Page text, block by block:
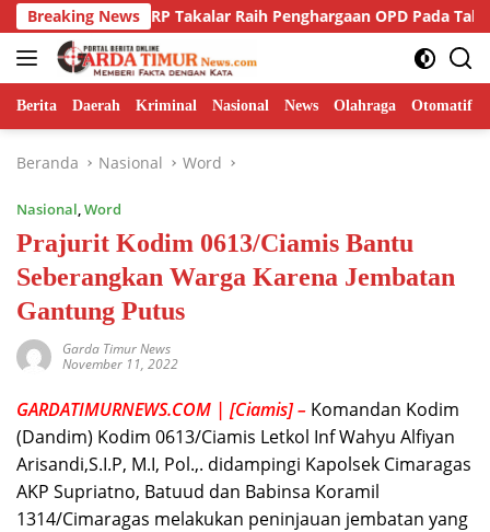
Langsung
ke
konten
Breaking News
PUPRP Takalar Raih Penghargaan OPD Pada Takalar Award
Berita Daerah Kriminal Nasional News Olahraga Otomatif
Beranda Nasional Word
Nasional,Word
Prajurit Kodim 0613/Ciamis Bantu
Seberangkan Warga Karena Jembatan
Gantung Putus
Garda Timur News
November 11, 2022
GARDATIMURNEWS.COM | [Ciamis] – Komandan Kodim
(Dandim) Kodim 0613/Ciamis Letkol Inf Wahyu Alfiyan
Arisandi,S.I.P, M.I, Pol.,. didampingi Kapolsek Cimaragas
AKP Supriatno, Batuud dan Babinsa Koramil
1314/Cimaragas melakukan peninjauan jembatan yang